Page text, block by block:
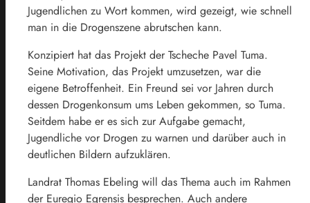
Jugendlichen zu Wort kommen, wird gezeigt, wie schnell
man in die Drogenszene abrutschen kann.
Konzipiert hat das Projekt der Tscheche Pavel Tuma.
Seine Motivation, das Projekt umzusetzen, war die
eigene Betroffenheit. Ein Freund sei vor Jahren durch
dessen Drogenkonsum ums Leben gekommen, so Tuma.
Seitdem habe er es sich zur Aufgabe gemacht,
Jugendliche vor Drogen zu warnen und darüber auch in
deutlichen Bildern aufzuklären.
Landrat Thomas Ebeling will das Thema auch im Rahmen
der Euregio Egrensis besprechen. Auch andere